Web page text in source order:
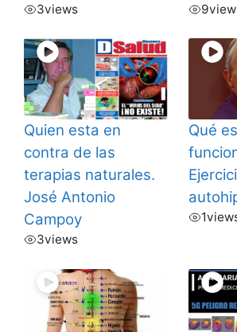
3views 9
Quien esta en
contra de las
terapias naturales.
José Antonio
Campoy
3views
Qué
1